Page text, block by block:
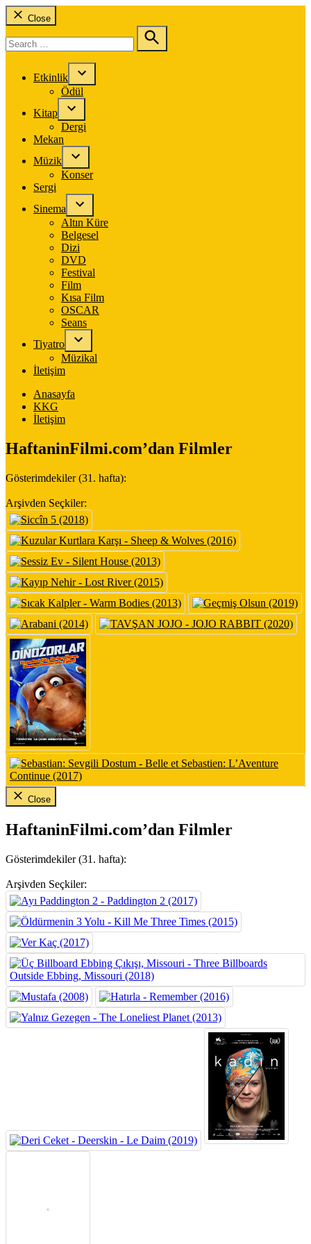
Close
for:
Search
Etkinlik
Ödül
Kitap
Dergi
Mekan
Müzik
Konser
Sergi
Sinema
Altın Küre
Belgesel
Dizi
DVD
Festival
Film
Kısa Film
OSCAR
Seans
Tiyatro
Müzikal
İletişim
Anasayfa
KKG
İletişim
HaftaninFilmi.com’dan Filmler
Gösterimdekiler (31. hafta):
Arşivden Seçkiler:
Close
HaftaninFilmi.com’dan Filmler
Gösterimdekiler (31. hafta):
Arşivden Seçkiler: